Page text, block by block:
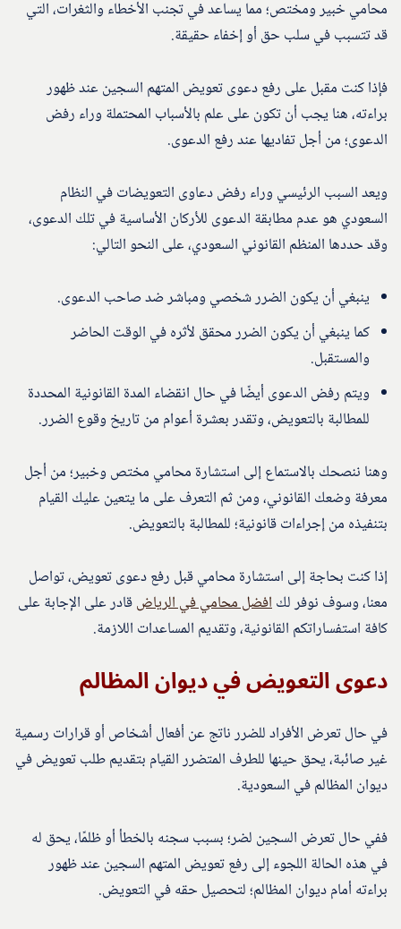
محامي خبير ومختص؛ مما يساعد في تجنب الأخطاء والثغرات، التي
قد تتسبب في سلب حق أو إخفاء حقيقة.
فإذا كنت مقبل على رفع دعوى تعويض المتهم السجين عند ظهور
براءته، هنا يجب أن تكون على علم بالأسباب المحتملة وراء رفض
الدعوى؛ من أجل تفاديها عند رفع الدعوى.
ويعد السبب الرئيسي وراء رفض دعاوى التعويضات في النظام
السعودي هو عدم مطابقة الدعوى للأركان الأساسية في تلك الدعوى،
وقد حددها المنظم القانوني السعودي، على النحو التالي:
ينبغي أن يكون الضرر شخصي ومباشر ضد صاحب الدعوى.
كما ينبغي أن يكون الضرر محقق لأثره في الوقت الحاضر
والمستقبل.
ويتم رفض الدعوى أيضًا في حال انقضاء المدة القانونية المحددة
للمطالبة بالتعويض، وتقدر بعشرة أعوام من تاريخ وقوع الضرر.
وهنا ننصحك بالاستماع إلى استشارة محامي مختص وخبير؛ من أجل
معرفة وضعك القانوني، ومن ثم التعرف على ما يتعين عليك القيام
بتنفيذه من إجراءات قانونية؛ للمطالبة بالتعويض.
إذا كنت بحاجة إلى استشارة محامي قبل رفع دعوى تعويض، تواصل
معنا، وسوف نوفر لكافضل محامي في الرياضقادر على الإجابة على
كافة استفساراتكم القانونية، وتقديم المساعدات اللازمة.
دعوى التعويض في ديوان المظالم
في حال تعرض الأفراد للضرر ناتج عن أفعال أشخاص أو قرارات رسمية
غير صائبة، يحق حينها للطرف المتضرر القيام بتقديم طلب تعويض في
ديوان المظالم في السعودية.
ففي حال تعرض السجين لضر؛ بسبب سجنه بالخطأ أو ظلمًا، يحق له
في هذه الحالة اللجوء إلى رفع تعويض المتهم السجين عند ظهور
براءته أمام ديوان المظالم؛ لتحصيل حقه في التعويض.